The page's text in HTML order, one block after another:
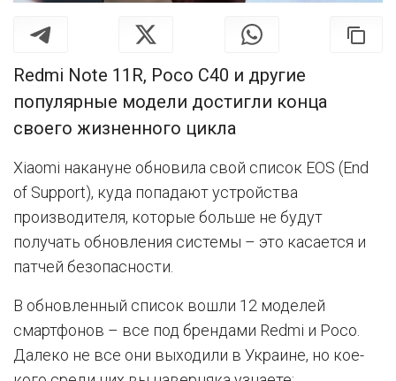
Redmi Note 11R, Poco C40 и другие
популярные модели достигли конца
своего жизненного цикла
Xiaomi накануне обновила свой список EOS (End
of Support), куда попадают устройства
производителя, которые больше не будут
получать обновления системы – это касается и
патчей безопасности.
В обновленный список вошли 12 моделей
смартфонов – все под брендами Redmi и Poco.
Далеко не все они выходили в Украине, но кое-